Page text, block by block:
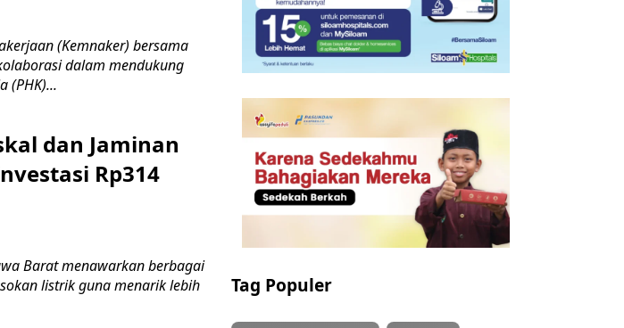
(Kemnaker) bersama
dalam mendukung
(PHK)...
dan Jaminan
Rp314
Barat menawarkan berbagai
listrik guna menarik lebih
Tag Populer